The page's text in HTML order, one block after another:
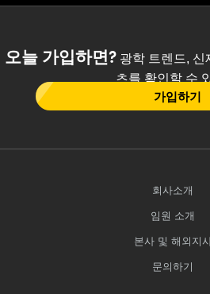
오늘 가입하면?광학 트렌드, 신
츠를 확인할 수
가입하기
회사소개
임원 소개
본사 및 해외지
문의하기